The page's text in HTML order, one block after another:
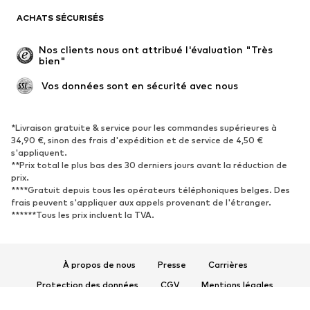
Occasions spéciales
Exclusif
Remise à neuf
Nouveautés
Tendance
Baskets
Bottines
Escarpins et talons hauts
Bottes
Sandales
Chaussures basses
Chaussures de sport
Ballerines
ACHATS SÉCURISÉS
Nos clients nous ont attribué l'évaluation "Très
bien"
Vos données sont en sécurité avec nous
*Livraison gratuite & service pour les commandes supérieures à
34,90 €, sinon des frais d'expédition et de service de 4,50 €
s'appliquent.
**Prix total le plus bas des 30 derniers jours avant la réduction de
prix.
****Gratuit depuis tous les opérateurs téléphoniques belges. Des
frais peuvent s'appliquer aux appels provenant de l'étranger.
******Tous les prix incluent la TVA.
À propos de nous Presse
Carrières
Protection des données
CGV
Mentions légales